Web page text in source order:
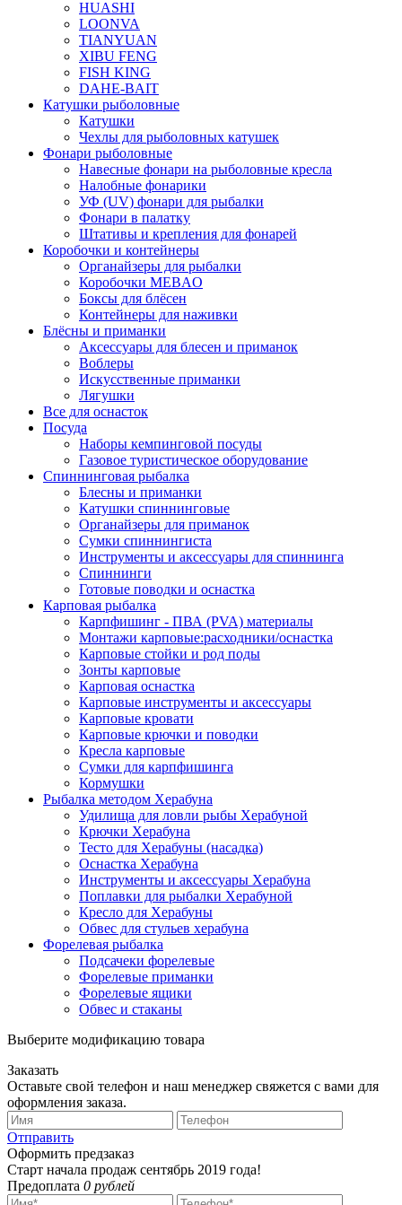
HUASHI
LOONVA
TIANYUAN
XIBU FENG
FISH KING
DAHE-BAIT
Катушки рыболовные
Катушки
Чехлы для рыболовных катушек
Фонари рыболовные
Навесные фонари на рыболовные кресла
Налобные фонарики
УФ (UV) фонари для рыбалки
Фонари в палатку
Штативы и крепления для фонарей
Коробочки и контейнеры
Органайзеры для рыбалки
Коробочки MEBAO
Боксы для блёсен
Контейнеры для наживки
Блёсны и приманки
Аксессуары для блесен и приманок
Воблеры
Искусственные приманки
Лягушки
Все для оснасток
Посуда
Наборы кемпинговой посуды
Газовое туристическое оборудование
Спиннинговая рыбалка
Блесны и приманки
Катушки спиннинговые
Органайзеры для приманок
Сумки спиннингиста
Инструменты и аксессуары для спиннинга
Спиннинги
Готовые поводки и оснастка
Карповая рыбалка
Карпфишинг - ПВА (PVA) материалы
Монтажи карповые:расходники/оснастка
Карповые стойки и род поды
Зонты карповые
Карповая оснастка
Карповые инструменты и аксессуары
Карповые кровати
Карповые крючки и поводки
Кресла карповые
Сумки для карпфишинга
Кормушки
Рыбалка методом Херабуна
Удилища для ловли рыбы Херабуной
Крючки Херабуна
Тесто для Херабуны (насадка)
Оснастка Херабуна
Инструменты и аксессуары Херабуна
Поплавки для рыбалки Херабуной
Кресло для Херабуны
Обвес для стульев херабуна
Форелевая рыбалка
Подсачеки форелевые
Форелевые приманки
Форелевые ящики
Обвес и стаканы
Выберите модификацию товара
Заказать
Оставьте свой телефон и наш менеджер свяжется с вами для
оформления заказа.
Отправить
Оформить предзаказ
Старт начала продаж сентябрь 2019 года!
Предоплата 0 рублей